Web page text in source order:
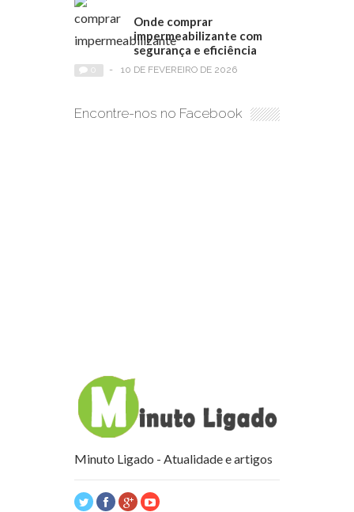
Onde comprar
impermeabilizante com
segurança e eficiência
- 10 DE FEVEREIRO DE 2026
Encontre-nos no Facebook
Minuto Ligado - Atualidade e artigos